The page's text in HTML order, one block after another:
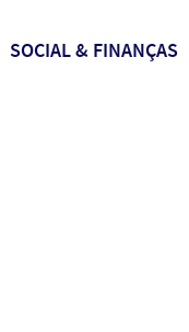
SOCIAL & FINANÇAS